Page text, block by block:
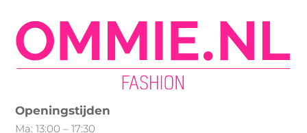
optie
kan
gekozen
de
Openingstijden
Ma: 13:00 – 17:30